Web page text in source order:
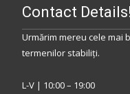
Contact Details!
Urmărim mereu cele mai
termenilor stabiliţi.
L-V | 10:00 – 19:00